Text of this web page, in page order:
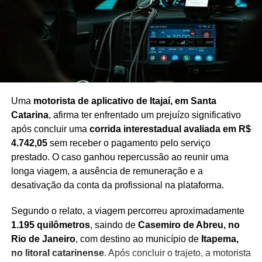
impacto para o estado, em um contexto de maior atenção
às negociações políticas e à definição de pautas
prioritárias até a realização das eleições.
Redação Saiba+
Uma motorista de aplicativo de Itajaí, em Santa
Catarina, afirma ter enfrentado um prejuízo significativo
após concluir uma corrida interestadual avaliada em R$
4.742,05sem receber o pagamento pelo serviço
prestado. O caso ganhou repercussão ao reunir uma
longa viagem, a ausência de remuneração e a
desativação da conta da profissional na plataforma.
Segundo o relato, a viagem percorreu aproximadamente
1.195 quilômetros, saindo de Casemiro de Abreu, no
Rio de Janeiro, com destino ao município de Itapema,
no litoral catarinense. Após concluir o trajeto, a motorista